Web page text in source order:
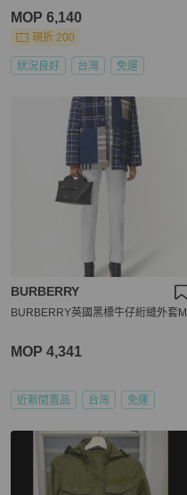
MOP 6,140
現折 200
狀況良好 台灣 免運
BURBERRY
BURBERRY英國黑標牛仔絎縫外套M
MOP 4,341
近新閒置品 台灣 免運